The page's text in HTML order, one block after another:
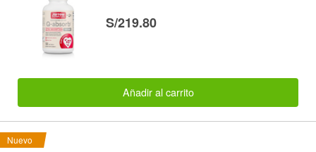
S/219.80
Añadir al carrito
Nuevo